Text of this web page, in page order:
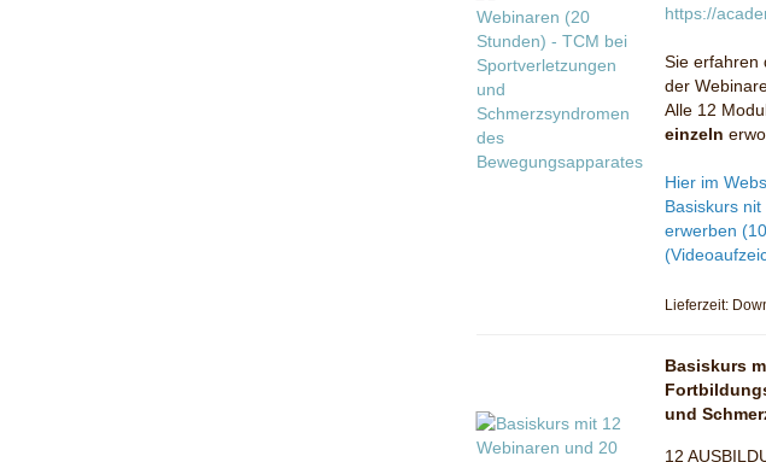
https://
Sie erfahren
der
Alle 12
einzeln
Hier im
Basiskurs
erwerben
Lieferzeit:
Basiskurs
und
12